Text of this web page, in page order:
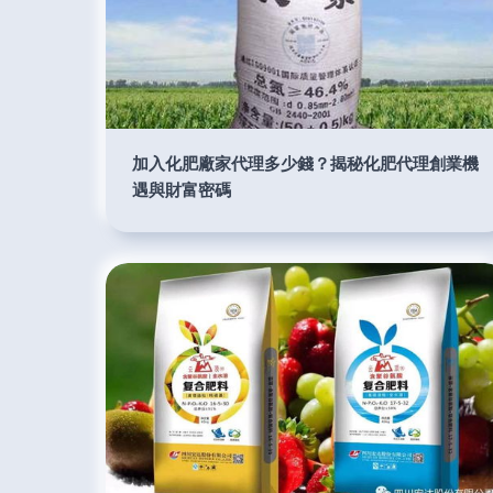
加入化肥廠家代理多少錢？揭秘化肥代理創業機
遇與財富密碼